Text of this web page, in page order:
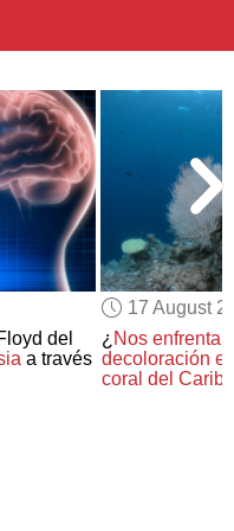
(Spain)
(Latino)
LICENSES
del
a través
17 August
¿Nos
decoloración
coral del